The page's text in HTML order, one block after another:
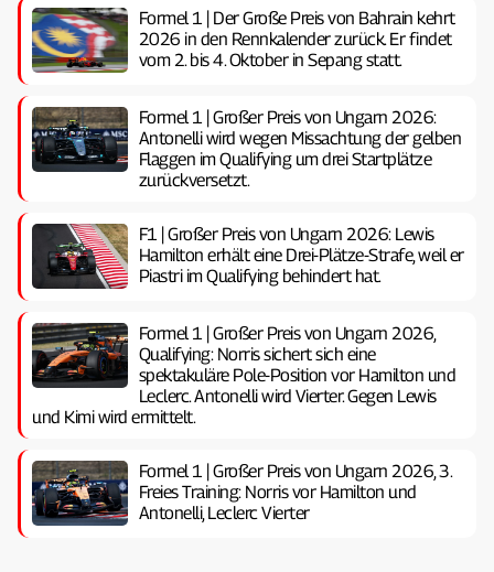
Formel 1 | Der Große Preis von Bahrain kehrt
2026 in den Rennkalender zurück. Er findet
vom 2. bis 4. Oktober in Sepang statt.
Formel 1 | Großer Preis von Ungarn 2026:
Antonelli wird wegen Missachtung der gelben
Flaggen im Qualifying um drei Startplätze
zurückversetzt.
F1 | Großer Preis von Ungarn 2026: Lewis
Hamilton erhält eine Drei-Plätze-Strafe, weil er
Piastri im Qualifying behindert hat.
Formel 1 | Großer Preis von Ungarn 2026,
Qualifying: Norris sichert sich eine
spektakuläre Pole-Position vor Hamilton und
Leclerc. Antonelli wird Vierter. Gegen Lewis
und Kimi wird ermittelt.
Formel 1 | Großer Preis von Ungarn 2026, 3.
Freies Training: Norris vor Hamilton und
Antonelli, Leclerc Vierter